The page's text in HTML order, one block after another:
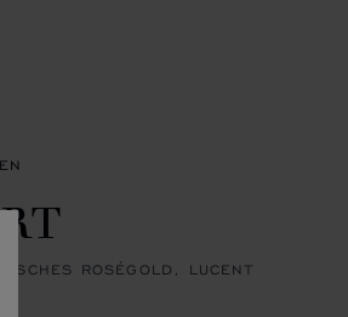
ROSÉGOLD, LUCENT